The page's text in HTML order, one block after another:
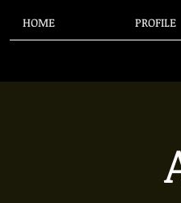
HOME PROFILE